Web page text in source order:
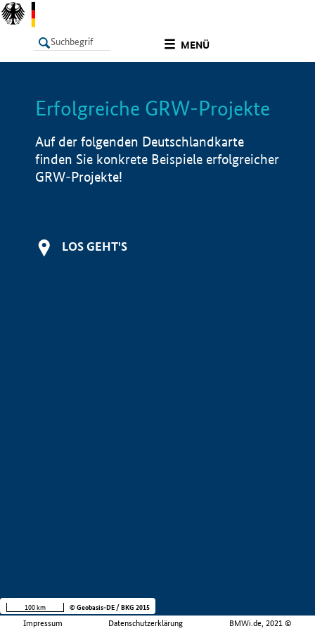
MENÜ
LISTE Info
Erfolgreiche GRW-Projekte
Auf der folgenden Deutschlandkarte
finden Sie konkrete Beispiele erfolgreicher
GRW-Projekte!
LOS GEHT'S
Impressum Datenschutzerklärung BMWi.de, 2021 ©
100 km © Geobasis-DE / BKG 2015